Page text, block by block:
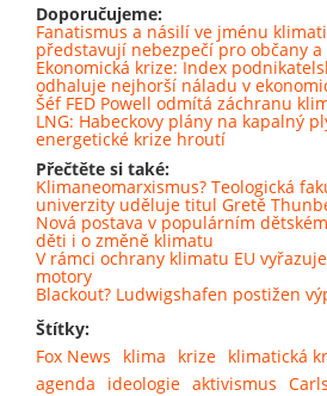
Doporučujeme:
Fanatismus a násilí ve jménu
představují nebezpečí pro občany
Ekonomická krize: Index
odhaluje nejhorší náladu v
Šéf FED Powell odmítá záchranu
LNG: Habeckovy plány na kapalný
energetické krize hroutí
Přečtěte si také:
Klimaneomarxismus? Teologická
univerzity uděluje titul Gretě
Nová postava v populárním
děti i o změně klimatu
V rámci ochrany klimatu EU
motory
Blackout? Ludwigshafen postižen
Štítky:
Fox News
klima krize klimatická
agenda
ideologie aktivismus